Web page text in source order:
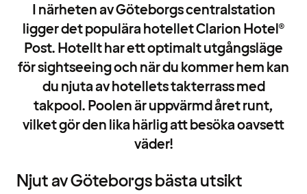
I närheten av Göteborgs centralstation
ligger det populära hotellet Clarion Hotel®
Post. Hotellt har ett optimalt utgångsläge
för sightseeing och när du kommer hem kan
du njuta av hotellets takterrass med
takpool. Poolen är uppvärmd året runt,
vilket gör den lika härlig att besöka oavsett
väder!
Njut av Göteborgs bästa utsikt